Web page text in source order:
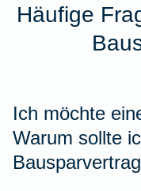
Häufige
Ich möchte
Warum sollte